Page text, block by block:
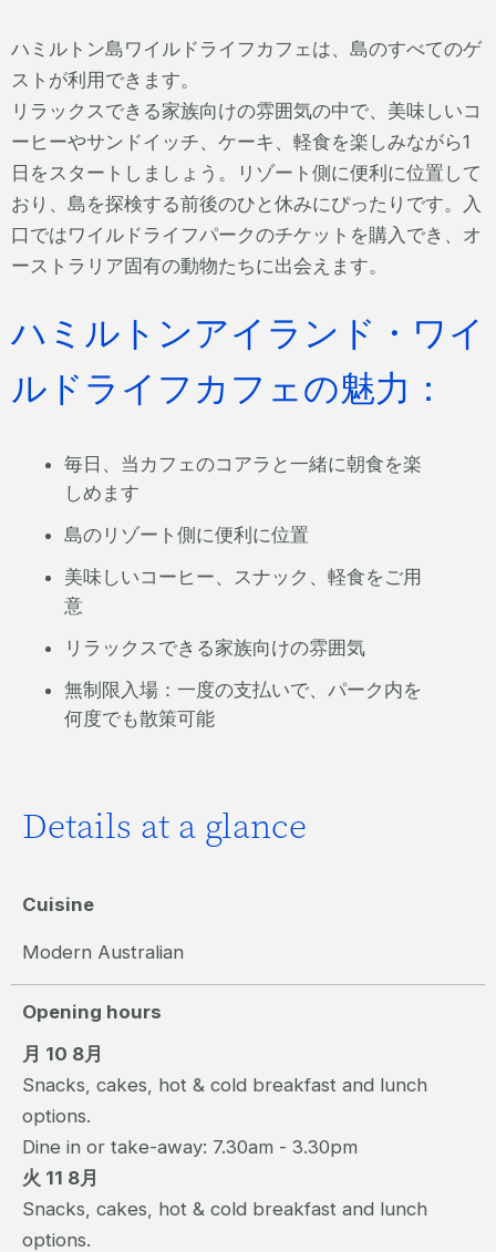
ハミルトン島ワイルドライフカフェは、島のすべてのゲ
ストが利用できます。
リラックスできる家族向けの雰囲気の中で、美味しいコ
ーヒーやサンドイッチ、ケーキ、軽食を楽しみながら1
日をスタートしましょう。リゾート側に便利に位置して
おり、島を探検する前後のひと休みにぴったりです。入
口ではワイルドライフパークのチケットを購入でき、オ
ーストラリア固有の動物たちに出会えます。
ハミルトンアイランド・ワイ
ルドライフカフェの魅力：
毎日、当カフェのコアラと一緒に朝食を楽
しめます
島のリゾート側に便利に位置
美味しいコーヒー、スナック、軽食をご用
意
リラックスできる家族向けの雰囲気
無制限入場：一度の支払いで、パーク内を
何度でも散策可能
Details at a glance
Cuisine
Modern Australian
Opening hours
月 10 8月
Snacks, cakes, hot & cold breakfast and lunch
options.
Dine in or take-away: 7.30am - 3.30pm
火 11 8月
Snacks, cakes, hot & cold breakfast and lunch
options.